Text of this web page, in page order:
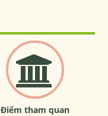
Điểm tham quan